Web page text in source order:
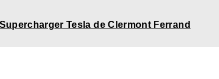
Tesla de Clermont Ferrand